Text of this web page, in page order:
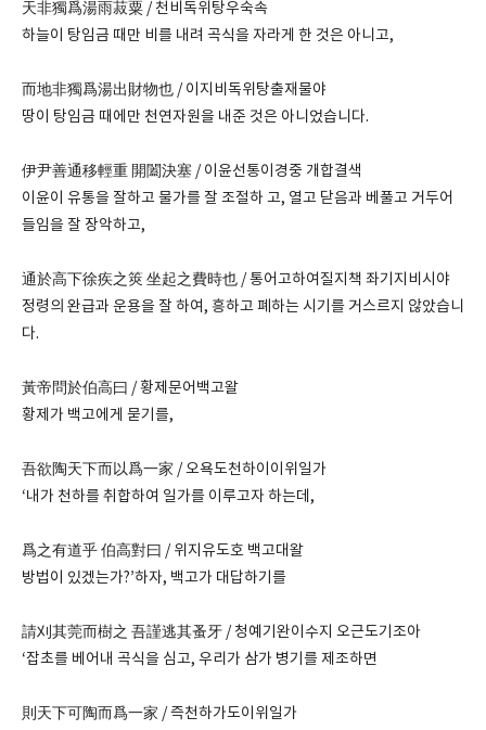
天非獨爲湯雨菽粟 / 천비독위탕우숙속
하늘이 탕임금 때만 비를 내려 곡식을 자라게 한 것은 아니고,
而地非獨爲湯出財物也 / 이지비독위탕출재물야
땅이 탕임금 때에만 천연자원을 내준 것은 아니었습니다.
伊尹善通移輕重 開闔決塞 / 이윤선통이경중 개합결색
이윤이 유통을 잘하고 물가를 잘 조절하 고, 열고 닫음과 베풀고 거두어
들임을 잘 장악하고,
通於高下徐疾之筴 坐起之費時也 / 통어고하여질지책 좌기지비시야
정령의 완급과 운용을 잘 하여, 흥하고 폐하는 시기를 거스르지 않았습니
다.
黃帝問於伯高曰 / 황제문어백고왈
황제가 백고에게 묻기를,
吾欲陶天下而以爲一家 / 오욕도천하이이위일가
‘내가 천하를 취합하여 일가를 이루고자 하는데,
爲之有道乎 伯高對曰 / 위지유도호 백고대왈
방법이 있겠는가?’하자, 백고가 대답하기를
請刈其莞而樹之 吾謹逃其蚤牙 / 청예기완이수지 오근도기조아
‘잡초를 베어내 곡식을 심고, 우리가 삼가 병기를 제조하면
則天下可陶而爲一家 / 즉천하가도이위일가